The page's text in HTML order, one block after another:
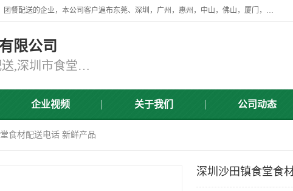
广东食安膳食管理服务有限公司是一家从事蔬菜配送、食堂承包，团餐配送的企业，本公司客户遍布东莞、深圳，广州，惠州，中山，佛山，厦门，肇庆，江门，清远等地，资质齐全，提供学校、工厂、医院、企业、地铁、大型超市、商场、单位、消防队、监狱食堂饭堂蔬菜配送，集新鲜蔬菜、新鲜肉类、粮油、瓜果 、干货 、水产、冻品、粮油、调味品、日用品、调味品及进口冷冻食品为主的原料供应商等为一体的化配送服务机构！
限公司
东莞蔬菜配送,深圳市蔬菜配送,深圳市食堂承包,深圳市宝安蔬菜配送,东莞工厂食堂承包,东莞蔬菜配送公司,东莞长安蔬菜配送公司
企业视频 关于我们 公司动态
食材配送电话 新鲜产品
深圳沙田镇食堂食